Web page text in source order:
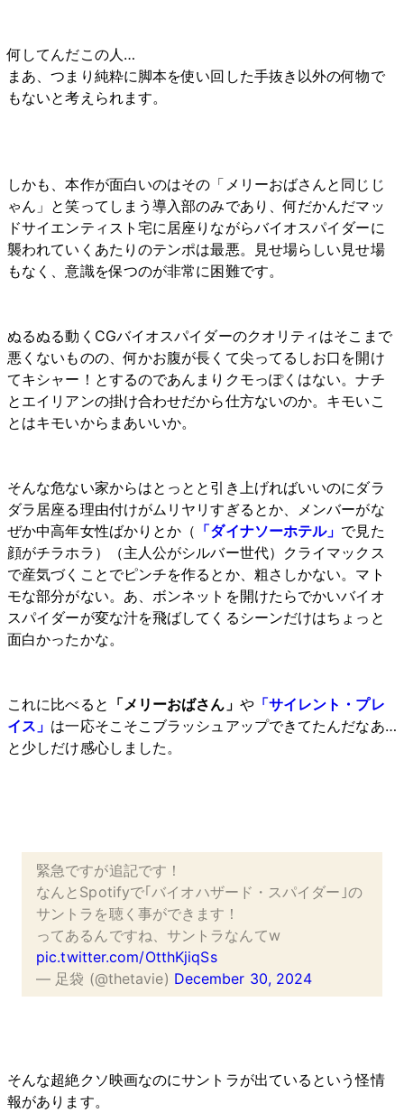
何してんだこの人…
まあ、つまり純粋に脚本を使い回した手抜き以外の何物で
もないと考えられます。
しかも、本作が面白いのはその「メリーおばさんと同じじ
ゃん」と笑ってしまう導入部のみであり、何だかんだマッ
ドサイエンティスト宅に居座りながらバイオスパイダーに
襲われていくあたりのテンポは最悪。見せ場らしい見せ場
もなく、意識を保つのが非常に困難です。
ぬるぬる動くCGバイオスパイダーのクオリティはそこまで
悪くないものの、何かお腹が長くて尖ってるしお口を開け
てキシャー！とするのであんまりクモっぽくはない。ナチ
とエイリアンの掛け合わせだから仕方ないのか。キモいこ
とはキモいからまあいいか。
そんな危ない家からはとっとと引き上げればいいのにダラ
ダラ居座る理由付けがムリヤリすぎるとか、メンバーがな
ぜか中高年女性ばかりとか（ 「ダイナソーホテル」 で見た
顔がチラホラ）（主人公がシルバー世代）クライマックス
で産気づくことでピンチを作るとか、粗さしかない。マト
モな部分がない。あ、ボンネットを開けたらでかいバイオ
スパイダーが変な汁を飛ばしてくるシーンだけはちょっと
面白かったかな。
これに比べると 「メリーおばさん」 や「サイレント・プレ
イス」 は一応そこそこブラッシュアップできてたんだなあ…
と少しだけ感心しました。
緊急ですが追記です！
なんとSpotifyで｢バイオハザード・スパイダー｣の
サントラを聴く事ができます！
ってあるんですね、サントラなんてw
pic.twitter.com/OtthKjiqSs
— 足袋 (@thetavie) December 30, 2024
そんな超絶クソ映画なのにサントラが出ているという怪情
報があります。